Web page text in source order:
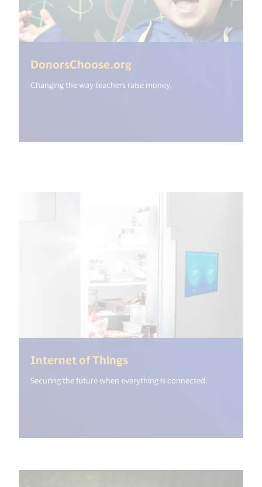
DonorsChoose.org(<%=
Changing the way teachers raise money.
Internet of Things(<%=
Securing the future when everything is connected.